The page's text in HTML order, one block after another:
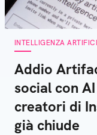
INTELLIGENZA
Addio
social con
creatori di
già chiude